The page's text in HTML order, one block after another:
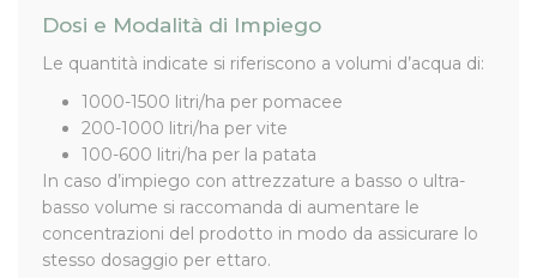
Dosi e Modalità di Impiego
Le quantità indicate si riferiscono a volumi d’acqua di:
1000-1500 litri/ha per pomacee
200-1000 litri/ha per vite
100-600 litri/ha per la patata
In caso d’impiego con attrezzature a basso o ultra-
basso volume si raccomanda di aumentare le
concentrazioni del prodotto in modo da assicurare lo
stesso dosaggio per ettaro.